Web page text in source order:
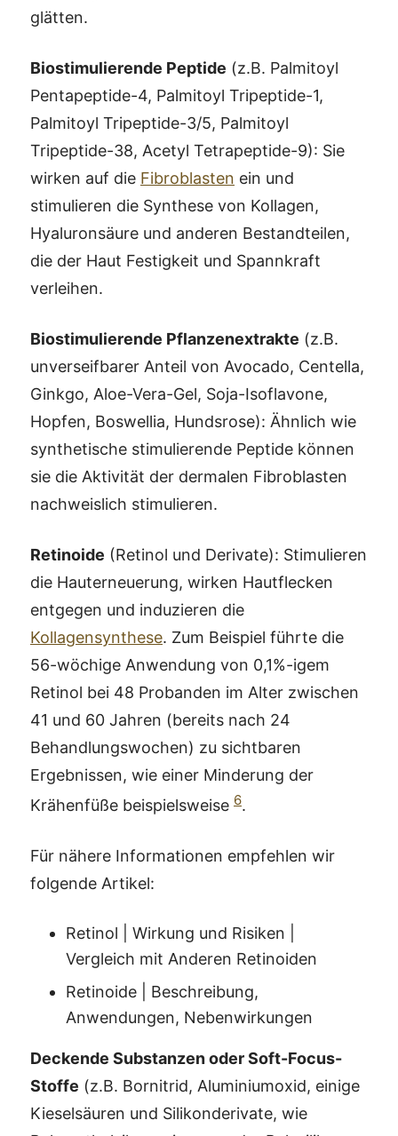
glätten.
Biostimulierende Peptide (z.B. Palmitoyl
Pentapeptide-4, Palmitoyl Tripeptide-1,
Palmitoyl Tripeptide-3/5, Palmitoyl
Tripeptide-38, Acetyl Tetrapeptide-9): Sie
wirken auf die Fibroblasten ein und
stimulieren die Synthese von Kollagen,
Hyaluronsäure und anderen Bestandteilen,
die der Haut Festigkeit und Spannkraft
verleihen.
Biostimulierende Pflanzenextrakte (z.B.
unverseifbarer Anteil von Avocado, Centella,
Ginkgo, Aloe-Vera-Gel, Soja-Isoflavone,
Hopfen, Boswellia, Hundsrose): Ähnlich wie
synthetische stimulierende Peptide können
sie die Aktivität der dermalen Fibroblasten
nachweislich stimulieren.
Retinoide (Retinol und Derivate): Stimulieren
die Hauterneuerung, wirken Hautflecken
entgegen und induzieren die
Kollagensynthese. Zum Beispiel führte die
56-wöchige Anwendung von 0,1%-igem
Retinol bei 48 Probanden im Alter zwischen
41 und 60 Jahren (bereits nach 24
Behandlungswochen) zu sichtbaren
Ergebnissen, wie einer Minderung der
Krähenfüße beispielsweise 6.
Für nähere Informationen empfehlen wir
folgende Artikel:
Retinol | Wirkung und Risiken |
Vergleich mit Anderen Retinoiden
Retinoide | Beschreibung,
Anwendungen, Nebenwirkungen
Deckende Substanzen oder Soft-Focus-
Stoffe (z.B. Bornitrid, Aluminiumoxid, einige
Kieselsäuren und Silikonderivate, wie